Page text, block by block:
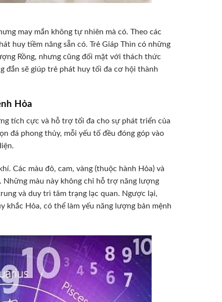
may mắn không tự nhiên mà có. Theo các
huy tiềm năng sẵn có. Trẻ Giáp Thìn có những
Rồng, nhưng cũng đối mặt với thách thức
đắn sẽ giúp trẻ phát huy tối đa cơ hội thành
Hỏa
tích cực và hỗ trợ tối đa cho sự phát triển của
đá phong thủy, mỗi yếu tố đều đóng góp vào
Các màu đỏ, cam, vàng (thuộc hành Hỏa) và
màu này không chỉ hỗ trợ năng lượng
và duy trì tâm trạng lạc quan. Ngược lại,
khắc Hỏa, có thể làm yếu năng lượng bản mệnh